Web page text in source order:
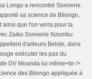
Longo a rencontré Sonnerie.
sa science de Bilongo,
ainsi que l'on verra pour la
Zaiko Sonnerie Nzumbu
d'ailleurs Belobi, dans
exécuter les pas du
DV Moanda lui même<br />
des Bilongo appliquée à